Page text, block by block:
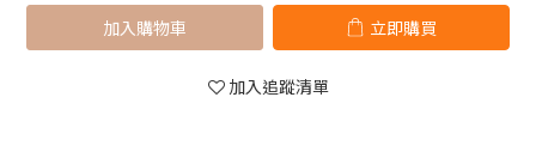
加入購物車 立即購買
加入追蹤清單